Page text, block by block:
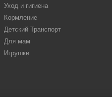
Уход и гигиена
Кормление
Детский Транспорт
Для мам
Игрушки